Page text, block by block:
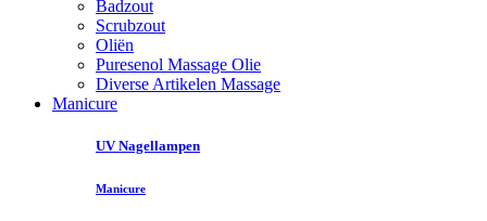
Badzout
Scrubzout
Oliën
Puresenol Massage Olie
Diverse Artikelen Massage
Manicure
UV Nagellampen
Manicure